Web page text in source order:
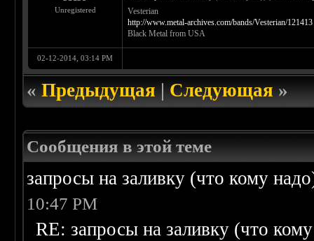
Unregistered
Vesterian
http://www.metal-archives.com/bands/Vesterian/121413
Black Metal from USA
02-12-2014, 03:14 PM
«Предыдущая|Следующая»
Сообщения в этой теме
запросы на заливку (что кому
10:47 PM
RE: запросы на заливку (что